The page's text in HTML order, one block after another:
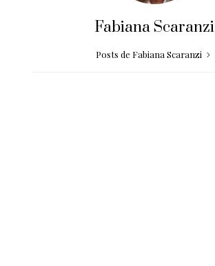
Fabiana Scaranzi
Posts de Fabiana Scaranzi